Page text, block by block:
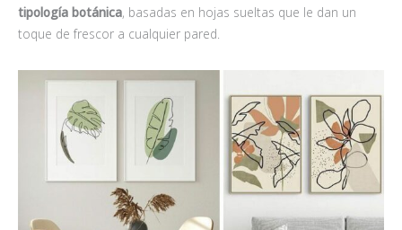
tipología botánica, basadas en hojas sueltas que le dan un
toque de frescor a cualquier pared.